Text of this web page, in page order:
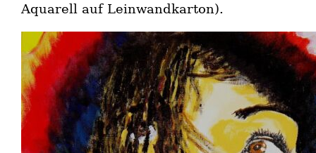
Aquarell auf Leinwandkarton).